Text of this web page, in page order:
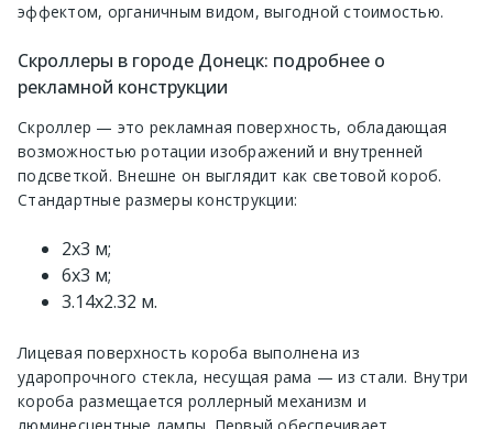
эффектом, органичным видом, выгодной стоимостью.
Скроллеры в городе Донецк: подробнее о
рекламной конструкции
Скроллер — это рекламная поверхность, обладающая
возможностью ротации изображений и внутренней
подсветкой. Внешне он выглядит как световой короб.
Стандартные размеры конструкции:
2х3 м;
6х3 м;
3.14х2.32 м.
Лицевая поверхность короба выполнена из
ударопрочного стекла, несущая рама — из стали. Внутри
короба размещается роллерный механизм и
люминесцентные лампы. Первый обеспечивает